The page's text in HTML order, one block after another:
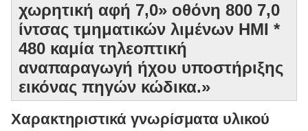
χωρητική αφή 7,0» οθόνη 800 7,0
ίντσας τμηματικών λιμένων HMI *
480 καμία τηλεοπτική
αναπαραγωγή ήχου υποστήριξης
εικόνας πηγών κώδικα.»
Χαρακτηριστικά γνωρίσματα υλικού